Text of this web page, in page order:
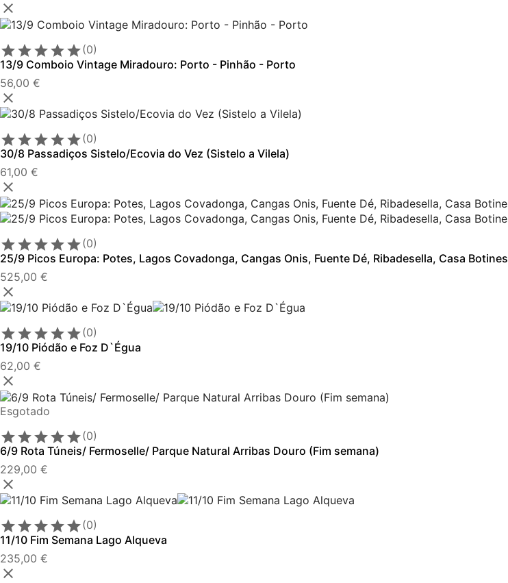

(0)
13/9 Comboio Vintage Miradouro: Porto - Pinhão - Porto
56,00 €

(0)
30/8 Passadiços Sistelo/Ecovia do Vez (Sistelo a Vilela)
61,00 €

(0)
25/9 Picos Europa: Potes, Lagos Covadonga, Cangas Onis, Fuente Dé, Ribadesella, Casa Botines
525,00 €

(0)
19/10 Piódão e Foz D`Égua
62,00 €

Esgotado
(0)
6/9 Rota Túneis/ Fermoselle/ Parque Natural Arribas Douro (Fim semana)
229,00 €

(0)
11/10 Fim Semana Lago Alqueva
235,00 €
